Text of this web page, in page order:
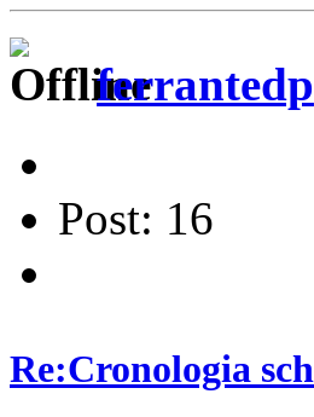
ferrantedp
Post: 16
Re:Cronologia